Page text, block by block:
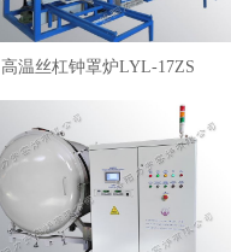
高温丝杠钟罩炉LYL-17ZS